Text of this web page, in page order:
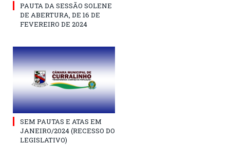
PAUTA DA SESSÃO SOLENE
DE ABERTURA, DE 16 DE
FEVEREIRO DE 2024
SEM PAUTAS E ATAS EM
JANEIRO/2024 (RECESSO DO
LEGISLATIVO)